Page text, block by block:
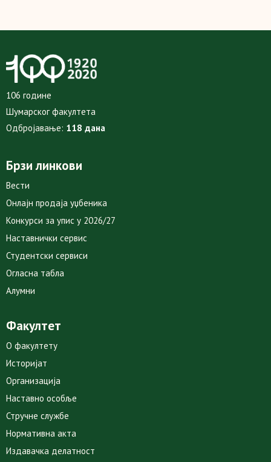
106 године
Шумарског факултета
Одбројавање: 118 дана
Брзи линкови
Вести
Онлајн продаја уџбеника
Конкурси за упис у 2026/27
Наставнички сервис
Студентски сервиси
Огласна табла
Алумни
Факултет
О факултету
Историјат
Организација
Наставно особље
Стручне службе
Нормативна акта
Издавачка делатност